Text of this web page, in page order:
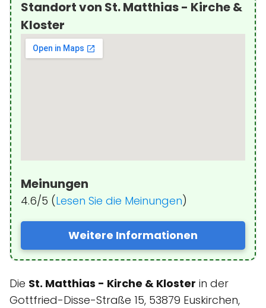
Standort von St. Matthias - Kirche &
Kloster
Meinungen
4.6/5 (Lesen Sie die Meinungen)
Weitere Informationen
Die St. Matthias - Kirche & Kloster in der
Gottfried-Disse-Straße 15, 53879 Euskirchen,